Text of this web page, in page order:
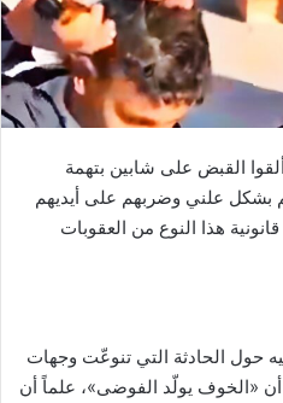
القبض على شابين بتهمة
بشكل علني وضربهم على أيديهم
هذا النوع من العقوبات
حول الحادثة التي تنوعّت وجهات
«الخوف يولّد الفوضى»، علماً أن